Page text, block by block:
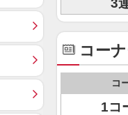
3
コー
コ
1コ